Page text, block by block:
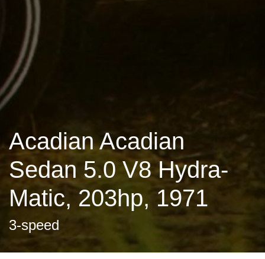
Acadian Acadian
Sedan 5.0 V8 Hydra-
Matic, 203hp, 1971
3-speed